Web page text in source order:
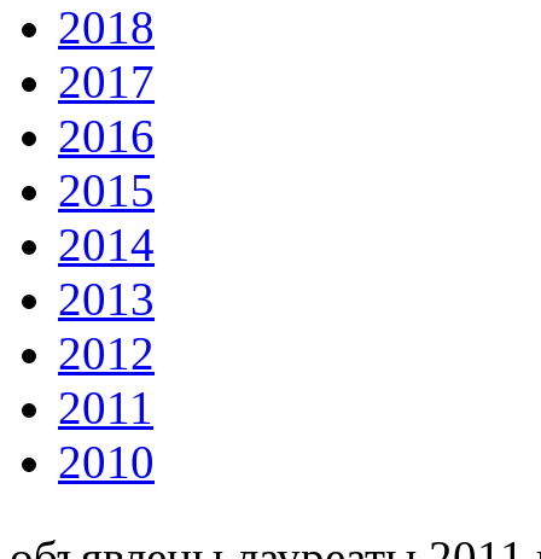
2018
2017
2016
2015
2014
2013
2012
2011
2010